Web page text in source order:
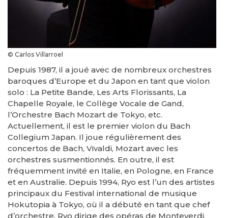
© Carlos Villarroel
Depuis 1987, il a joué avec de nombreux orchestres
baroques d’Europe et du Japon en tant que violon
solo : La Petite Bande, Les Arts Florissants, La
Chapelle Royale, le Collège Vocale de Gand,
l’Orchestre Bach Mozart de Tokyo, etc.
Actuellement, il est le premier violon du Bach
Collegium Japan. Il joue régulièrement des
concertos de Bach, Vivaldi, Mozart avec les
orchestres susmentionnés. En outre, il est
fréquemment invité en Italie, en Pologne, en France
et en Australie. Depuis 1994, Ryo est l’un des artistes
principaux du Festival international de musique
Hokutopia à Tokyo, où il a débuté en tant que chef
d’orchestre. Ryo dirige des opéras de Monteverdi,